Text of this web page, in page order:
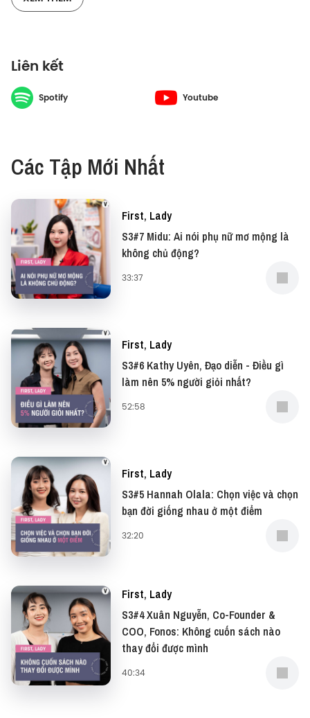
trị tốt nhất cho cả bản thân và doanh nghiệp. Một
vài lần vấp ngã trên con đường khởi nghiệp, chị
Thanh hiểu vai trò của của một người lãnh đạo có
thể tác động lớn thế nào đến đời sống của nhân
Đừng bỏ qua tập 6 series podcast First, Lady để
thuê hay làm chủ, những triết lý lãnh đạo để thu hút
nhân tài, và hiểu thế nào là hạnh phúc trong công
việc nhé.
Đừng quên có thể xem bản video của podcast này
Nếu có bất cứ góp ý, phản hồi hay mong muốn hợp
tác, bạn có thể gửi email về địa chỉ
team@vietcetera.com
---
First, Lady tại:
● Patreon:https://www.patreon.com/vietcetera
● Buy me a coffee:
https://www.buymeacoffee.com/vietcetera
Liên kết
Spotify Youtube
Các Tập Mới Nhất
First, Lady
S3#7 Midu: Ai nói phụ nữ mơ mộng là
không chủ động?
33:37
First, Lady
S3#6 Kathy Uyên, Đạo diễn - Điều gì
làm nên 5% người giỏi nhất?
52:58
First, Lady
S3#5 Hannah Olala: Chọn việc và chọn
bạn đời giống nhau ở một điểm
32:20
First, Lady
S3#4 Xuân Nguyễn, Co-Founder &
COO, Fonos: Không cuốn sách nào
thay đổi được mình
40:34